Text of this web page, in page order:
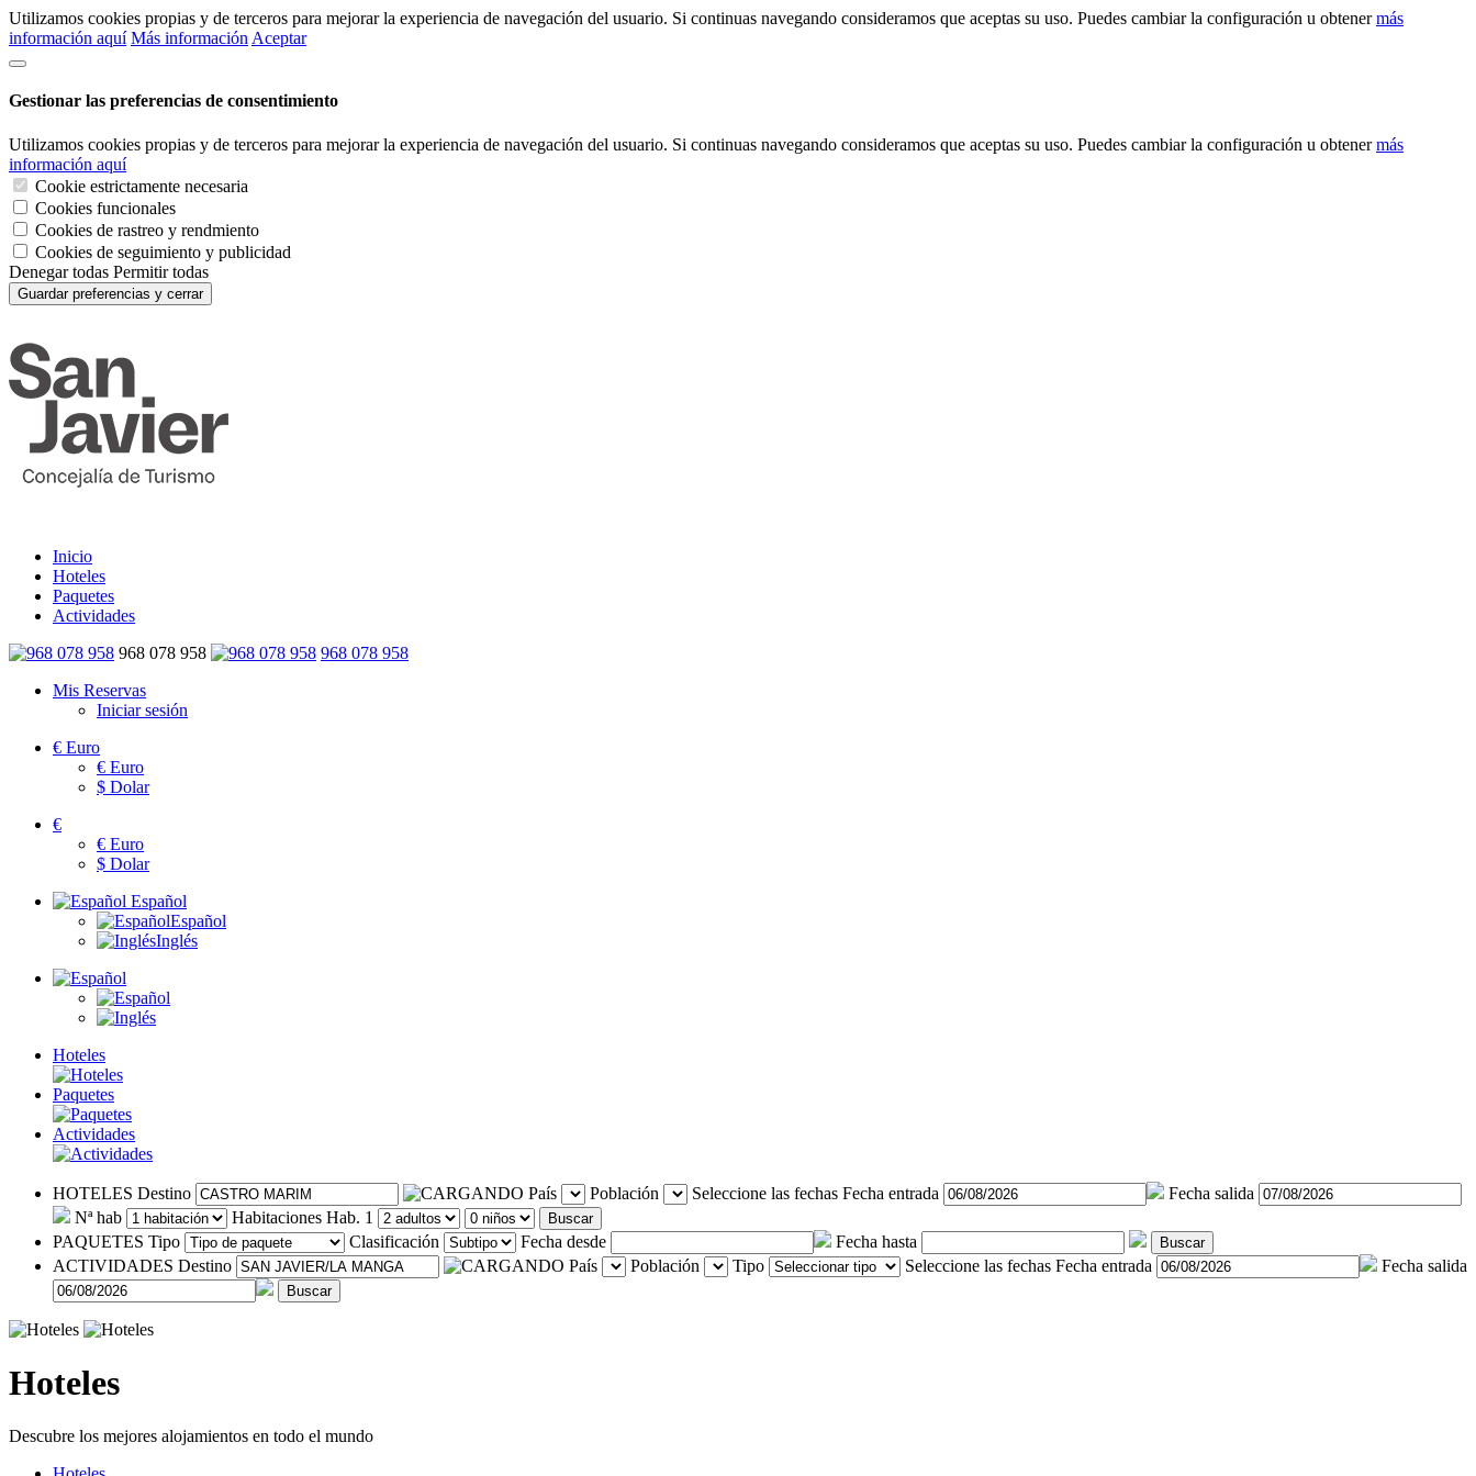
Utilizamos cookies propias y de terceros para mejorar la experiencia de navegación del usuario. Si continuas navegando consideramos que aceptas su uso. Puedes cambiar la configuración u obtenermás
información aquí Más información Aceptar
Gestionar las preferencias de consentimiento
Utilizamos cookies propias y de terceros para mejorar la experiencia de navegación del usuario. Si continuas navegando consideramos que aceptas su uso. Puedes cambiar la configuración u obtenermás
información aquí
Cookie estrictamente necesaria
Cookies funcionales
Cookies de rastreo y rendmiento
Cookies de seguimiento y publicidad
Denegar todas Permitir todas
Guardar preferencias y cerrar
Inicio
Hoteles
Paquetes
Actividades
968 078 958
968 078 958
Mis Reservas
Iniciar sesión
€ Euro
€ Euro
$ Dolar
€
€ Euro
$ Dolar
Español
Español
Inglés
Hoteles
Paquetes
Actividades
HOTELES Destino País Población Seleccione las fechas Fecha entrada
Fecha salida
Nª hab
Habitaciones Hab. 1 Buscar
PAQUETES Tipo Clasificación Fecha desde Fecha hasta Buscar
ACTIVIDADES Destino País Población Tipo Seleccione las fechas Fecha entrada Fecha salida
Buscar
Hoteles
Descubre los mejores alojamientos en todo el mundo